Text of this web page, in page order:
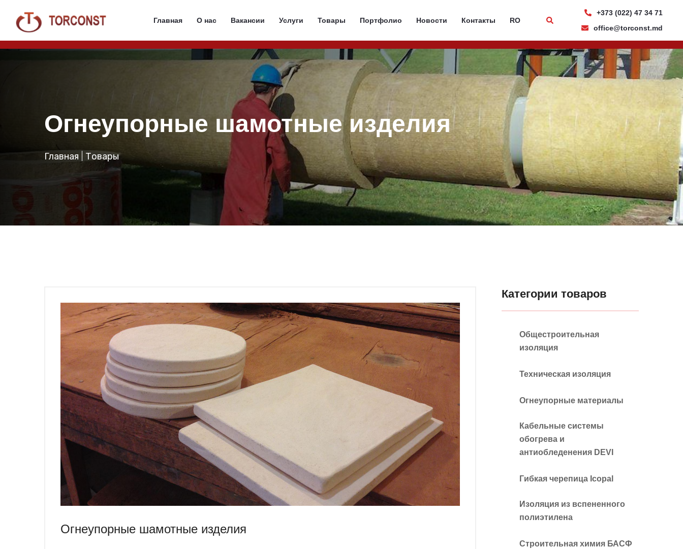
Главная О нас Вакансии Услуги Товары Портфолио Новости Контакты RO
+373 (022) 47 34 71
office@torconst.md
Огнеупорные шамотные изделия
Главная Товары
Огнеупорные шамотные изделия
Категории товаров
Общестроительная
изоляция
Техническая изоляция
Огнеупорные материалы
Кабельные системы
обогрева и
антиобледенения DEVI
Гибкая черепица Icopal
Изоляция из вспененного
полиэтилена
Строительная химия БАСФ